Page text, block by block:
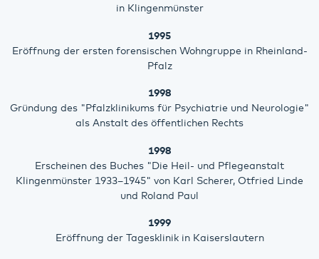
in Klingenmünster
1995
Eröffnung der ersten forensischen Wohngruppe in Rheinland-
Pfalz
1998
Gründung des "Pfalzklinikums für Psychiatrie und Neurologie"
als Anstalt des öffentlichen Rechts
1998
Erscheinen des Buches "Die Heil- und Pflegeanstalt
Klingenmünster 1933–1945" von Karl Scherer, Otfried Linde
und Roland Paul
1999
Eröffnung der Tagesklinik in Kaiserslautern